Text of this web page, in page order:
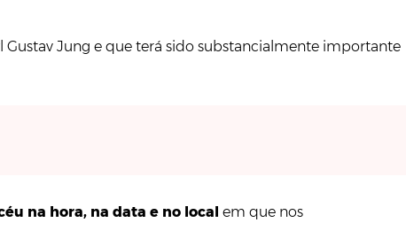
Jung e que terá sido substancialmente importante
na hora, na data e no local em que nos